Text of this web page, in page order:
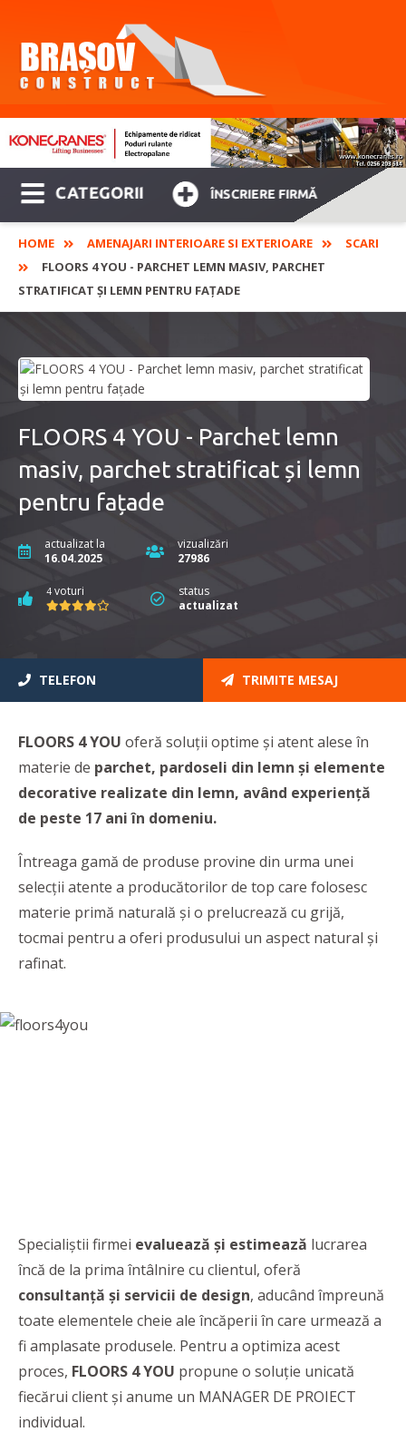
CATEGORII ÎNSCRIERE FIRMĂ
HOME AMENAJARI INTERIOARE SI EXTERIOARE
SCARI
FLOORS 4 YOU - PARCHET LEMN MASIV, PARCHET
STRATIFICAT ȘI LEMN PENTRU FAȚADE
FLOORS 4 YOU - Parchet lemn
masiv, parchet stratificat și lemn
pentru fațade
actualizat la
16.04.2025
vizualizări
27986
4 voturi
status
actualizat
TELEFON TRIMITE MESAJ
FLOORS 4 YOU oferă soluții optime și atent alese în
materie de parchet, pardoseli din lemn şi elemente
decorative realizate din lemn, având experienţă
de peste 17 ani în domeniu.
Întreaga gamă de produse provine din urma unei
selecții atente a producătorilor de top care folosesc
materie primă naturală şi o prelucrează cu grijă,
tocmai pentru a oferi produsului un aspect natural şi
rafinat.
Specialiștii firmei evaluează și estimează lucrarea
încă de la prima întâlnire cu clientul, oferă
consultanță și servicii de design, aducând împreună
toate elementele cheie ale încăperii în care urmează a
fi amplasate produsele. Pentru a optimiza acest
proces, FLOORS 4 YOU propune o soluţie unicată
fiecărui client şi anume un MANAGER DE PROIECT
individual.